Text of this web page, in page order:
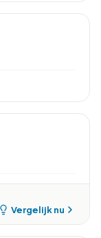
Vergelijk nu